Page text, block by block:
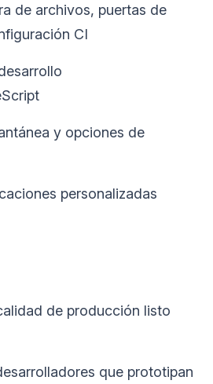
de archivos, puertas de
CI
y opciones de
personalizadas
de producción listo
que prototipan